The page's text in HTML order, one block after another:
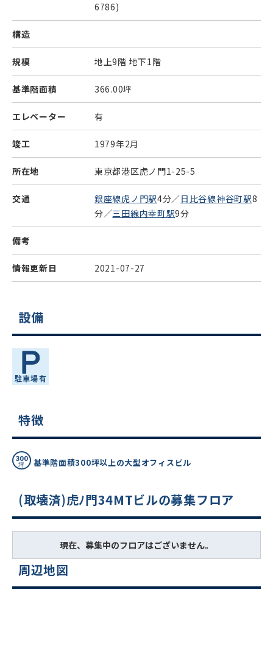
6786)
構造
規模 地上9階 地下1階
基準階面積 366.00坪
エレベーター 有
竣工 1979年2月
所在地 東京都港区虎ノ門1-25-5
交通 銀座線虎ノ門駅4分／日比谷線神谷町駅8
分／三田線内幸町駅9分
備考
情報更新日 2021-07-27
設備
特徴
基準階面積300坪以上の大型オフィスビル
(取壊済)虎ﾉ門34MTビルの募集フロア
現在、募集中のフロアはございません。
周辺地図